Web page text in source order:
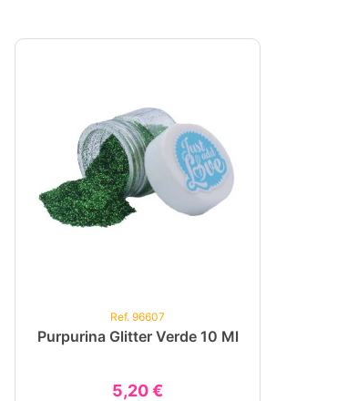
Ref. 96607
Purpurina Glitter Verde 10 Ml
5,20 €